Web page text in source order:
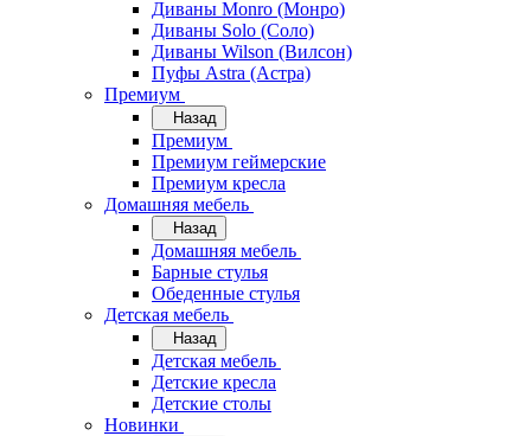
Диваны Monro (Монро)
Диваны Solo (Соло)
Диваны Wilson (Вилсон)
Пуфы Astra (Астра)
Премиум
Назад
Премиум
Премиум геймерские
Премиум кресла
Домашняя мебель
Назад
Домашняя мебель
Барные стулья
Обеденные стулья
Детская мебель
Назад
Детская мебель
Детские кресла
Детские столы
Новинки